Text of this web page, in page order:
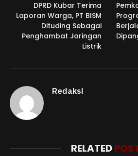
DPRD Kubar Terima
Laporan Warga, PT BISM
Dituding Sebagai
Penghambat Jaringan
Listrik
Redaksi
RELATED